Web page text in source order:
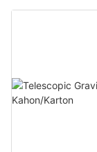
patungo sa